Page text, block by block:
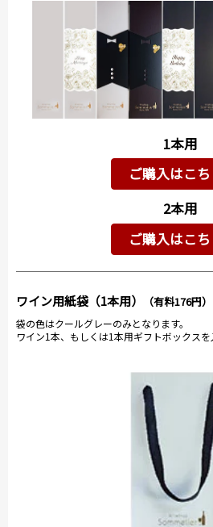
1本用
ご購入はこち
2本用
ご購入はこち
ワイン用紙袋（1本用） （有料176円）
袋の色はクールグレーのみとなります。
ワイン1本、もしくは1本用ギフトボックスを